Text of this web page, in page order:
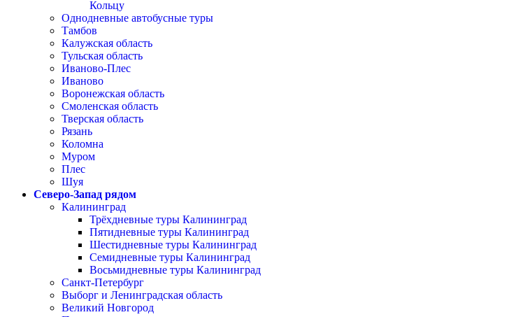
Кольцу
Однодневные автобусные туры
Тамбов
Калужская область
Тульская область
Иваново-Плес
Иваново
Воронежская область
Смоленская область
Тверская область
Рязань
Коломна
Муром
Плес
Шуя
Северо-Запад рядом
Калининград
Трёхдневные туры Калининград
Пятидневные туры Калининград
Шестидневные туры Калининград
Семидневные туры Калининград
Восьмидневные туры Калининград
Санкт-Петербург
Выборг и Ленинградская область
Великий Новгород